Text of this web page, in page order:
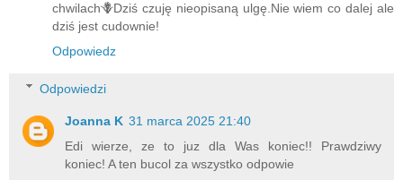
chwilach🪻Dziś czuję nieopisaną ulgę.Nie wiem co dalej ale
dziś jest cudownie!
Odpowiedz
Odpowiedzi
Joanna K 31 marca 2025 21:40
Edi wierze, ze to juz dla Was koniec!! Prawdziwy
koniec! A ten bucol za wszystko odpowie